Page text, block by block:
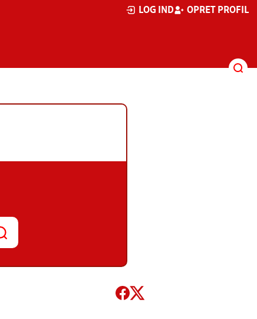
LOG IND OPRET PROFIL